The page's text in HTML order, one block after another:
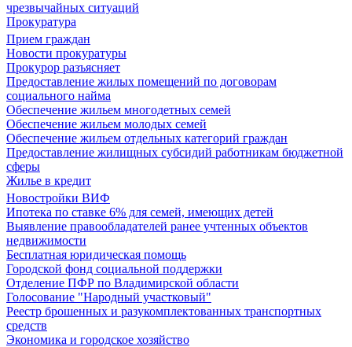
чрезвычайных ситуаций
Прокуратура
Прием граждан
Новости прокуратуры
Прокурор разъясняет
Предоставление жилых помещений по договорам
социального найма
Обеспечение жильем многодетных семей
Обеспечение жильем молодых семей
Обеспечение жильем отдельных категорий граждан
Предоставление жилищных субсидий работникам бюджетной
сферы
Жилье в кредит
Новостройки ВИФ
Ипотека по ставке 6% для семей, имеющих детей
Выявление правообладателей ранее учтенных объектов
недвижимости
Бесплатная юридическая помощь
Городской фонд социальной поддержки
Отделение ПФР по Владимирской области
Голосование "Народный участковый"
Реестр брошенных и разукомплектованных транспортных
средств
Экономика и городское хозяйство